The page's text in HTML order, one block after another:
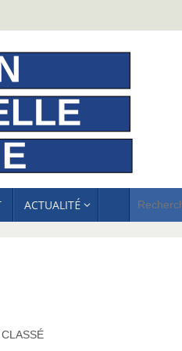
ACTUALITÉ